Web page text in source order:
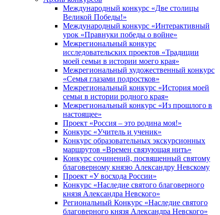
Международный конкурс «Две столицы
Великой Победы!»
Международный конкурс «Интерактивный
урок «Правнуки победы о войне»
Межрегиональный конкурс
исследовательских проектов «Традиции
моей семьи в истории моего края»
Межрегиональный художественный конкурс
«Семья глазами подростков»
Межрегиональный конкурс «История моей
семьи в истории родного края»
Межрегиональный конкурс «Из прошлого в
настоящее»
Проект «Россия – это родина моя!»
Конкурс «Учитель и ученик»
Конкурс образовательных экскурсионных
маршрутов «Времен связующая нить»
Конкурс сочинений, посвященный святому
благоверному князю Александру Невскому
Проект «У восхода России»
Конкурс «Наследие святого благоверного
князя Александра Невского»
Региональный Конкурс «Наследие святого
благоверного князя Александра Невского»